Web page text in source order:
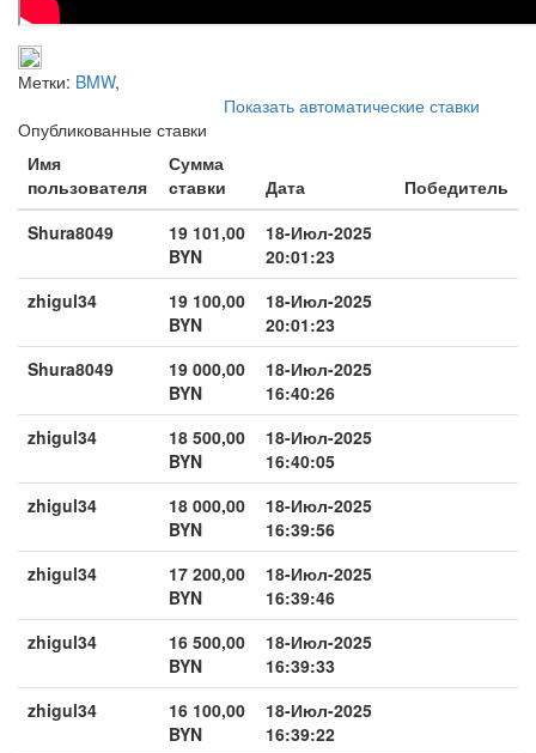
Метки: BMW,
Показать автоматические ставки
Опубликованные ставки
Имя
пользователя
Сумма
ставки
Дата
Победитель
Shura8049
19 101,00
BYN
18-Июл-2025
20:01:23
zhigul34
19 100,00
BYN
18-Июл-2025
20:01:23
Shura8049
19 000,00
BYN
18-Июл-2025
16:40:26
zhigul34
18 500,00
BYN
18-Июл-2025
16:40:05
zhigul34
18 000,00
BYN
18-Июл-2025
16:39:56
zhigul34
17 200,00
BYN
18-Июл-2025
16:39:46
zhigul34
16 500,00
BYN
18-Июл-2025
16:39:33
zhigul34
16 100,00
BYN
18-Июл-2025
16:39:22